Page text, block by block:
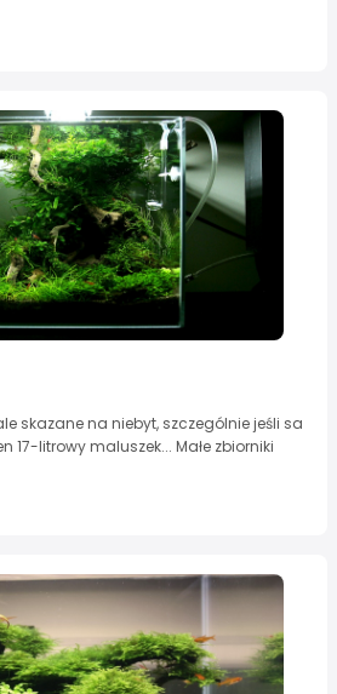
skazane na niebyt, szczególnie jeśli sa
17-litrowy maluszek... Małe zbiorniki